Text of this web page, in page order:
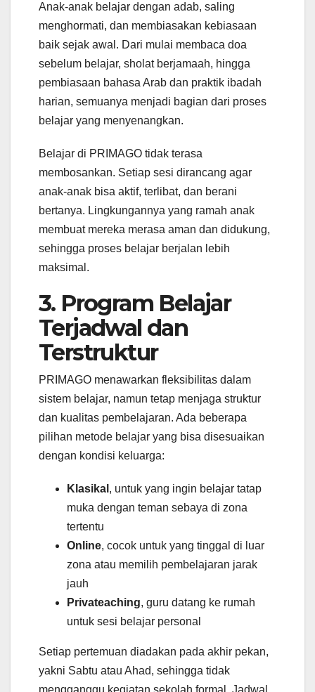
Anak-anak belajar dengan adab, saling
menghormati, dan membiasakan kebiasaan
baik sejak awal. Dari mulai membaca doa
sebelum belajar, sholat berjamaah, hingga
pembiasaan bahasa Arab dan praktik ibadah
harian, semuanya menjadi bagian dari proses
belajar yang menyenangkan.
Belajar di PRIMAGO tidak terasa
membosankan. Setiap sesi dirancang agar
anak-anak bisa aktif, terlibat, dan berani
bertanya. Lingkungannya yang ramah anak
membuat mereka merasa aman dan didukung,
sehingga proses belajar berjalan lebih
maksimal.
3. Program Belajar
Terjadwal dan
Terstruktur
PRIMAGO menawarkan fleksibilitas dalam
sistem belajar, namun tetap menjaga struktur
dan kualitas pembelajaran. Ada beberapa
pilihan metode belajar yang bisa disesuaikan
dengan kondisi keluarga:
Klasikal , untuk yang ingin belajar tatap
muka dengan teman sebaya di zona
tertentu
Online, cocok untuk yang tinggal di luar
zona atau memilih pembelajaran jarak
jauh
Privateaching, guru datang ke rumah
untuk sesi belajar personal
Setiap pertemuan diadakan pada akhir pekan,
yakni Sabtu atau Ahad, sehingga tidak